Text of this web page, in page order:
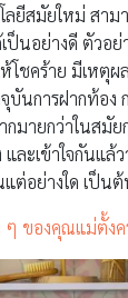
ลยีสมัยใหม่ สา
ป็นอย่างดี ตัวอย่
โชคร้าย มีเหตุผ
บันการฝากท้อง
มายกว่าในสมัย
ละเข้าใจกันแล้
แต่อย่างใด เป็น
ๆ ของคุณแม่ตั้งค